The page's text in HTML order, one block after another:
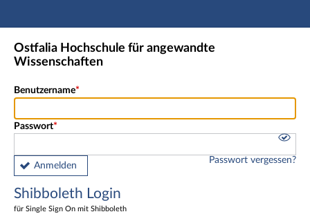
Hauptnavigation
Shibboleth Login
Ostfalia Hochschule für angewandte
Wissenschaften
Benutzername
Passwort
Anmelden
Passwort vergessen?
Shibboleth Login
für Single Sign On mit Shibboleth